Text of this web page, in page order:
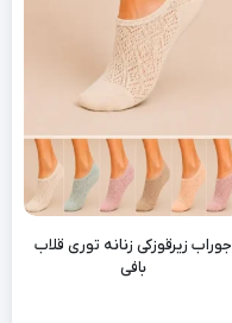
جوراب زیرقوزکی زنانه توری قلاب
بافی